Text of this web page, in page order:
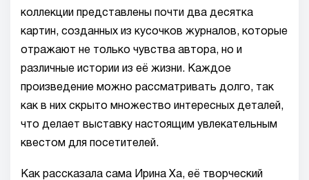
коллекции представлены почти два десятка
картин, созданных из кусочков журналов, которые
отражают не только чувства автора, но и
различные истории из её жизни. Каждое
произведение можно рассматривать долго, так
как в них скрыто множество интересных деталей,
что делает выставку настоящим увлекательным
квестом для посетителей.
Как рассказала сама Ирина Ха, её творческий